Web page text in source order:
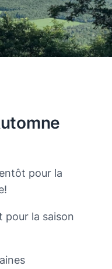
pour la
pour la saison